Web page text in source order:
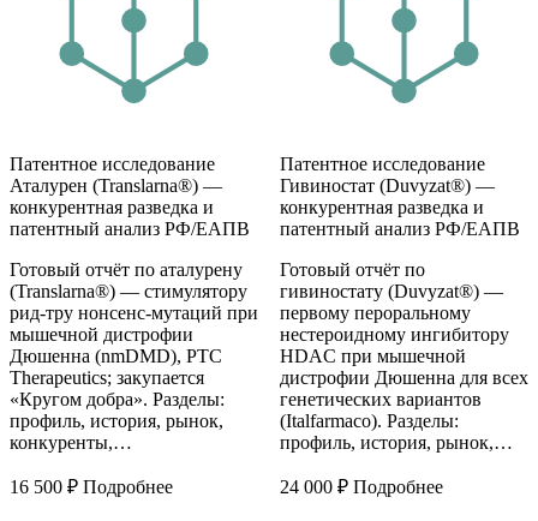
Патентное исследование
Аталурен (Translarna®) —
конкурентная разведка и
патентный анализ РФ/ЕАПВ
Готовый отчёт по аталурену
(Translarna®) — стимулятору
рид-тру нонсенс-мутаций при
мышечной дистрофии
Дюшенна (nmDMD), PTC
Therapeutics; закупается
«Кругом добра». Разделы:
профиль, история, рынок,
конкуренты,…
16 500 ₽ Подробнее
Патентное исследование
Гивиностат (Duvyzat®) —
конкурентная разведка и
патентный анализ РФ/ЕАПВ
Готовый отчёт по
гивиностату (Duvyzat®) —
первому пероральному
нестероидному ингибитору
HDAC при мышечной
дистрофии Дюшенна для всех
генетических вариантов
(Italfarmaco). Разделы:
профиль, история, рынок,…
24 000 ₽ Подробнее